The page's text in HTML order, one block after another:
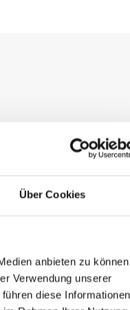
Über Cookies
anbieten zu können
Verwendung unserer
diese Informationen
weitere RAL Farben